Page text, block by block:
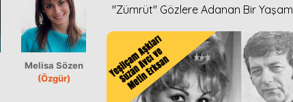
Melisa Sözen
(Özgür)
''Zümrüt'' Gözlere Adanan Bir Yaşam